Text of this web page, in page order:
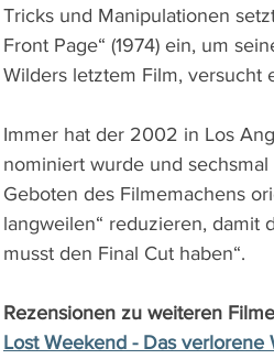
Tricks und Manipulationen
Front Page“ (1974) ein, um
Wilders letztem Film, versucht
Immer hat der 2002 in Los
nominiert wurde und
Geboten des Filmemachens
langweilen“ reduzieren, damit
musst den Final Cut haben“.
Rezensionen zu weiteren
Lost Weekend - Das verlorene